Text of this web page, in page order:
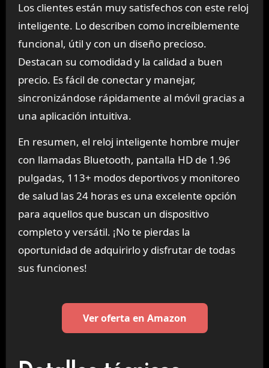
Los clientes están muy satisfechos con este reloj
inteligente. Lo describen como increíblemente
funcional, útil y con un diseño precioso.
Destacan su comodidad y la calidad a buen
precio. Es fácil de conectar y manejar,
sincronizándose rápidamente al móvil gracias a
una aplicación intuitiva.
En resumen, el reloj inteligente hombre mujer
con llamadas Bluetooth, pantalla HD de 1.96
pulgadas, 113+ modos deportivos y monitoreo
de salud las 24 horas es una excelente opción
para aquellos que buscan un dispositivo
completo y versátil. ¡No te pierdas la
oportunidad de adquirirlo y disfrutar de todas
sus funciones!
Ver oferta en Amazon